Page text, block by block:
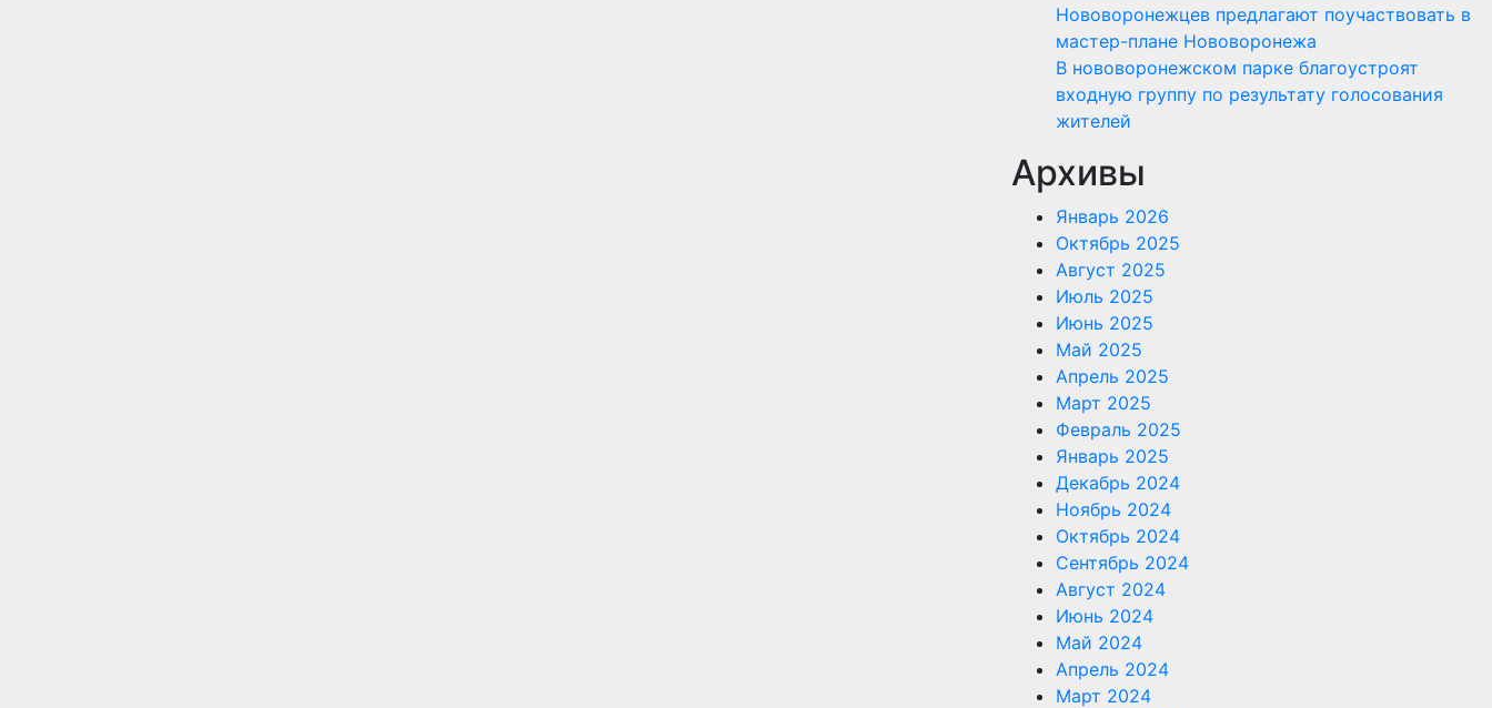
Нововоронежцев предлагают поучаствовать в
мастер-плане Нововоронежа
В нововоронежском парке благоустроят
входную группу по результату голосования
жителей
Архивы
Январь 2026
Октябрь 2025
Август 2025
Июль 2025
Июнь 2025
Май 2025
Апрель 2025
Март 2025
Февраль 2025
Январь 2025
Декабрь 2024
Ноябрь 2024
Октябрь 2024
Сентябрь 2024
Август 2024
Июнь 2024
Май 2024
Апрель 2024
Март 2024